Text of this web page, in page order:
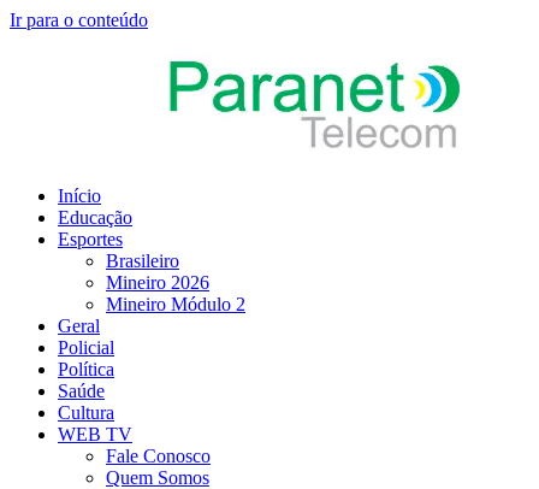
Ir para o conteúdo
Início
Educação
Esportes
Brasileiro
Mineiro 2026
Mineiro Módulo 2
Geral
Policial
Política
Saúde
Cultura
WEB TV
Fale Conosco
Quem Somos